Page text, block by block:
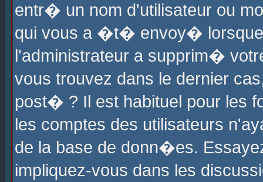
entr� un nom d'utilisateur ou
qui vous a �t� envoy�
l'administrateur a supprim�
vous trouvez dans le dernier
post� ? Il est habituel pour les
les comptes des utilisateurs
de la base de donn�es.
impliquez-vous dans les